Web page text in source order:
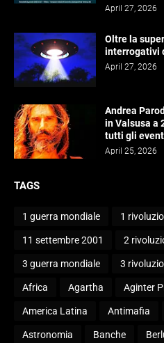
April 27, 2026
Oltre la
interrogativi
April 27, 2026
Andrea
in Valsusa a
tutti gli
April 25, 2026
TAGS
1 guerra mondiale 1
11 settembre 2001 2
3 guerra mondiale 3
Africa Agartha Aginter
America Latina Antimafia
Astronomia Banche